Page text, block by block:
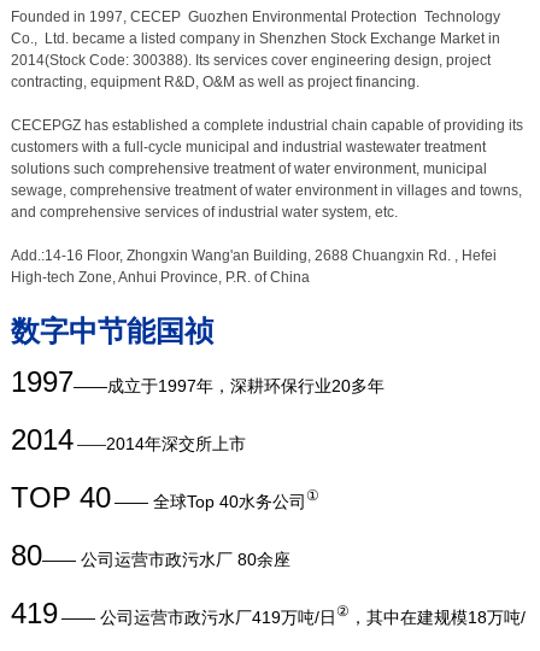
Founded in 1997, CECEP Guozhen Environmental Protection Technology
Co., Ltd. became a listed company in Shenzhen Stock Exchange Market in
2014(Stock Code: 300388). Its services cover engineering design, project
contracting, equipment R&D, O&M as well as project financing.
CECEPGZ has established a complete industrial chain capable of providing its
customers with a full-cycle municipal and industrial wastewater treatment
solutions such comprehensive treatment of water environment, municipal
sewage, comprehensive treatment of water environment in villages and towns,
and comprehensive services of industrial water system, etc.
Add.:14-16 Floor, Zhongxin Wang'an Building, 2688 Chuangxin Rd. , Hefei
High-tech Zone, Anhui Province, P.R. of China
数字中节能国祯
1997——成立于1997年，深耕环保行业20多年
2014——2014年深交所上市
TOP 40—— 全球Top 40水务公司 ①
80—— 公司运营市政污水厂 80余座
419—— 公司运营市政污水厂419万吨/日 ② ， 其中在建规模18万吨/